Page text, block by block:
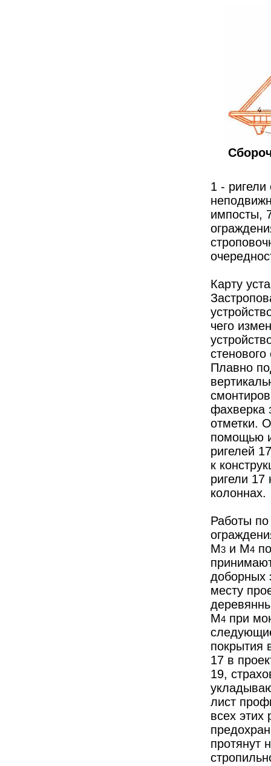
1 -
импосты,
Карту
чего
Плавно
фахверка
отметки.
помощью
ригелей
к
ригели
колоннах.
Работы по
М3и М4
доборных
месту
М4при
покрытия
17 в
19,
лист
всех
протянут